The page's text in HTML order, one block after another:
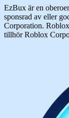
EzBux är en
sponsrad av eller
Corporation.
tillhör Roblox